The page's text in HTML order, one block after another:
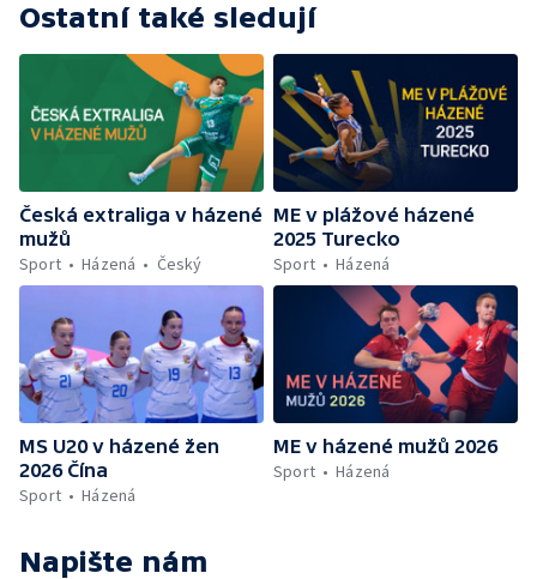
Ostatní také sledují
Česká extraliga v házené
mužů
Sport
Házená Český
ME v plážové házené
2025 Turecko
Sport
Házená
MS U20 v házené žen
2026 Čína
Sport
Házená
ME v házené mužů 2026
Sport
Házená
Napište nám